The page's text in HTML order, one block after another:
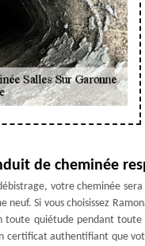
de cheminée
votre cheminée
neuf. Si vous choisissez
quiétude pendant toute
certificat authentifiant que